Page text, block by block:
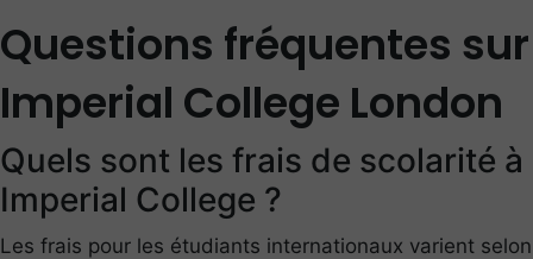
Questions fréquentes sur
Imperial College London
Quels sont les frais de scolarité à
Imperial College ?
Les frais pour les étudiants internationaux varient selon